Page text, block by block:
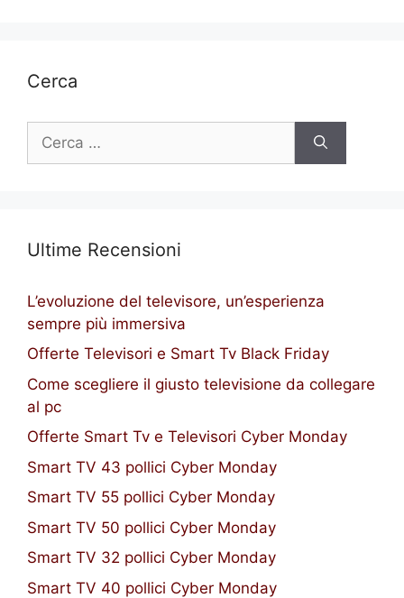
Cerca
per:
Ultime Recensioni
L’evoluzione del televisore, un’esperienza
sempre più immersiva
Offerte Televisori e Smart Tv Black Friday
Come scegliere il giusto televisione da collegare
al pc
Offerte Smart Tv e Televisori Cyber Monday
Smart TV 43 pollici Cyber Monday
Smart TV 55 pollici Cyber Monday
Smart TV 50 pollici Cyber Monday
Smart TV 32 pollici Cyber Monday
Smart TV 40 pollici Cyber Monday